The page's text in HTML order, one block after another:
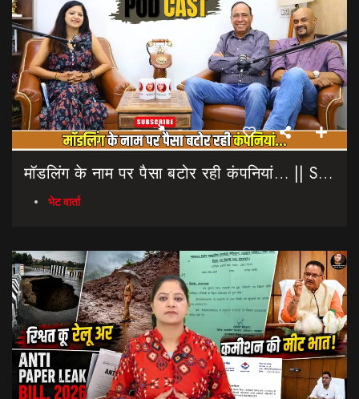
मॉडलिंग के नाम पर पैसा बटोर रही कंपनियां… || Sinmit Communications || Miss Uttarakhand 2026
भेट वार्ता